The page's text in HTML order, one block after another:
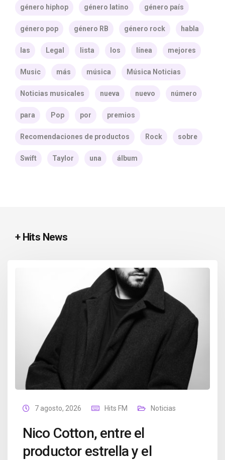
género hiphop género latino género país
género pop género RB género rock habla
las Legal lista los línea mejores
Music más música Música Noticias
Noticias musicales nueva nuevo número
para Pop por premios
Recomendaciones de productos Rock sobre
Swift Taylor una álbum
+ Hits News
7 agosto, 2026 Hits FM Noticias
Nico Cotton, entre el
productor estrella y el